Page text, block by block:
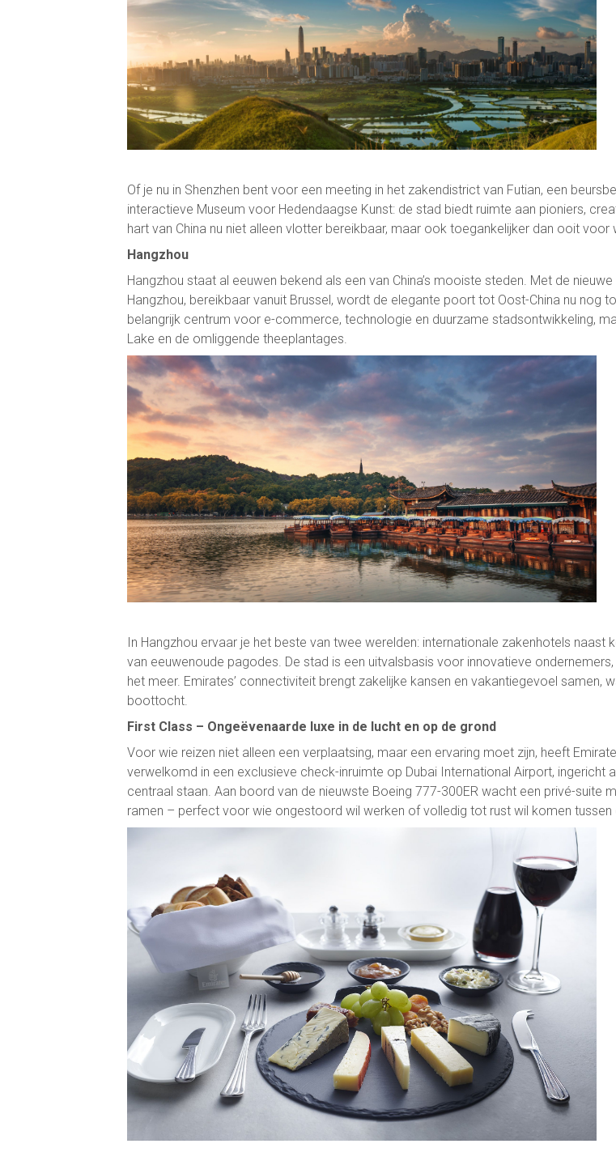
Of je nu in Shenzhen bent voor een meeting in het zakendistrict van Futian, een
interactieve Museum voor Hedendaagse Kunst: de stad biedt ruimte aan pioniers,
hart van China nu niet alleen vlotter bereikbaar, maar ook toegankelijker dan ooit
Hangzhou
Hangzhou staat al eeuwen bekend als een van China’s mooiste steden. Met de
Hangzhou, bereikbaar vanuit Brussel, wordt de elegante poort tot Oost-China nu nog
belangrijk centrum voor e-commerce, technologie en duurzame stadsontwikkeling,
Lake en de omliggende theeplantages.
In Hangzhou ervaar je het beste van twee werelden: internationale zakenhotels
van eeuwenoude pagodes. De stad is een uitvalsbasis voor innovatieve
het meer. Emirates’ connectiviteit brengt zakelijke kansen en vakantiegevoel
boottocht.
First Class – Ongeëvenaarde luxe in de lucht en op de grond
Voor wie reizen niet alleen een verplaatsing, maar een ervaring moet zijn, heeft
verwelkomd in een exclusieve check-inruimte op Dubai International Airport, ingericht
centraal staan. Aan boord van de nieuwste Boeing 777-300ER wacht een privé-suite
ramen – perfect voor wie ongestoord wil werken of volledig tot rust wil komen